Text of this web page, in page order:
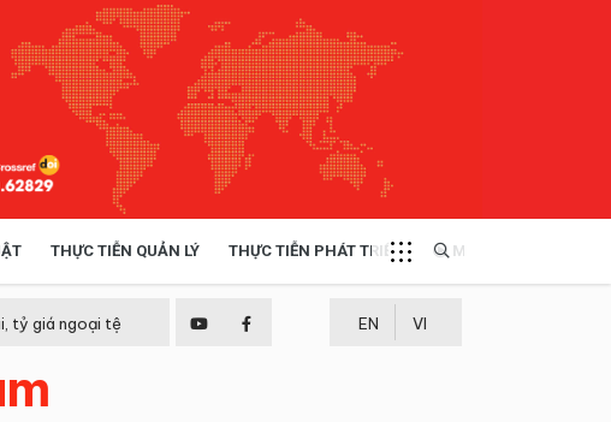
THỰC TIỄN QUẢN LÝ THỰC TIỄN PHÁT TRIỂN MULTIMEDIA
tỷ giá ngoại tệ EN VI